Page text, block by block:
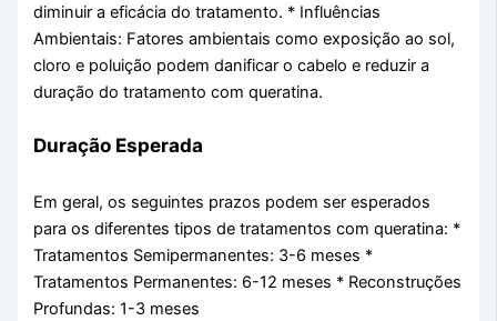
diminuir a eficácia do tratamento. * Influências
Ambientais: Fatores ambientais como exposição ao sol,
cloro e poluição podem danificar o cabelo e reduzir a
duração do tratamento com queratina.
Duração Esperada
Em geral, os seguintes prazos podem ser esperados
para os diferentes tipos de tratamentos com queratina: *
Tratamentos Semipermanentes: 3-6 meses *
Tratamentos Permanentes: 6-12 meses * Reconstruções
Profundas: 1-3 meses